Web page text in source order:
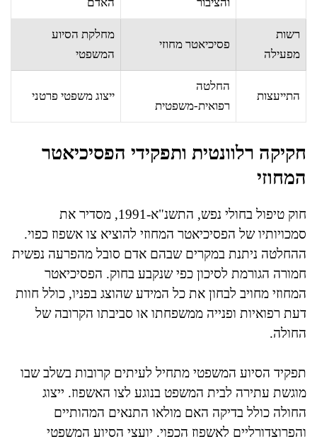
רשות
מפעילה
פסיכיאטר מחוזי
מחלקת הסיוע
המשפטי
התייעצות
החלטה
רפואית-משפטית
ייצוג משפטי פרטני
חקיקה רלוונטית ותפקידי הפסיכיאטר
המחוזי
חוק טיפול בחולי נפש, התשנ"א-1991, מסדיר את
סמכויותיו של הפסיכיאטר המחוזי להוציא צו אשפוז כפוי.
ההחלטה ניתנת במקרים שבהם אדם סובל מהפרעה נפשית
חמורה הגורמת לסיכון כפי שנקבע בחוק. הפסיכיאטר
המחוזי מחויב לבחון את כל המידע שהוצג בפניו, כולל חוות
דעת רפואיות ופנייה ממשפחתו או סביבתו הקרובה של
החולה.
תפקיד הסיוע המשפטי מתחיל לעיתים קרובות בשלב שבו
מוגשת עתירה לבית המשפט בנוגע לצו האשפוז. ייצוג
החולה כולל בדיקה האם מולאו התנאים המהותיים
והפרוצדורליים לאשפוז הכפוי. יועצי הסיוע המשפטי